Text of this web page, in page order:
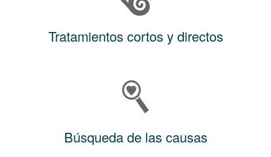
Tratamientos cortos y directos
Búsqueda de las causas